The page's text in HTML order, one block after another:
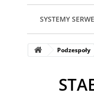
SYSTEMY
Podzespoły